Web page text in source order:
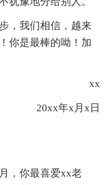
，我们相信，越来
你是最棒的呦！加
xx
20xx年x月x日
，你最喜爱xx老